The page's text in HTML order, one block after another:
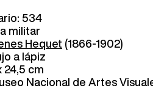
534
militar
Hequet (1866-1902)
a lápiz
24,5 cm
Nacional de Artes